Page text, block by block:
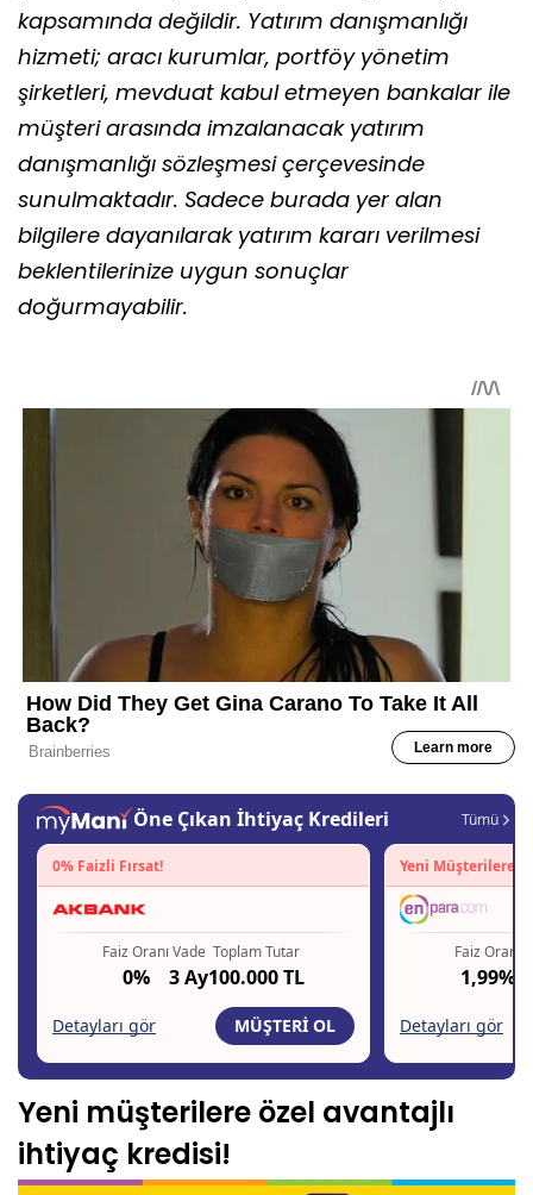
kapsamında değildir. Yatırım danışmanlığı
hizmeti; aracı kurumlar, portföy yönetim
şirketleri, mevduat kabul etmeyen bankalar ile
müşteri arasında imzalanacak yatırım
danışmanlığı sözleşmesi çerçevesinde
sunulmaktadır. Sadece burada yer alan
bilgilere dayanılarak yatırım kararı verilmesi
beklentilerinize uygun sonuçlar
doğurmayabilir.
Yeni müşterilere özel avantajlı
ihtiyaç kredisi!